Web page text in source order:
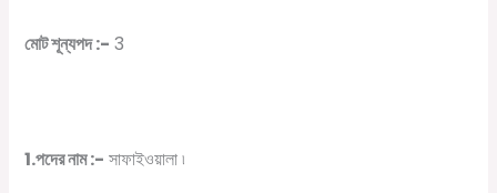
মোট শূন্যপদ :- 3
1.পদের নাম :- সাফাইওয়ালা ৷